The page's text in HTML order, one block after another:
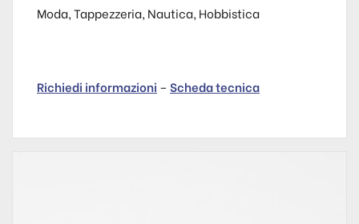
Moda, Tappezzeria, Nautica, Hobbistica
Richiedi informazioni – Scheda tecnica